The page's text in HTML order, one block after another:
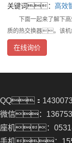
关键词： 高效
下面一起来了解下
质的热交换器。该
在线询价
QQ：
微信：
座机：0531-